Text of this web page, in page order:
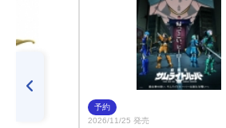
予約
2026/11/25 発売